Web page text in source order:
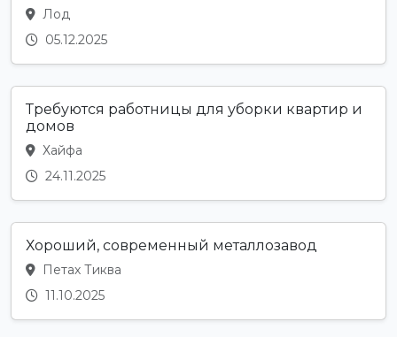
Лод
05.12.2025
Требуются работницы для уборки квартир и
домов
Хайфа
24.11.2025
Хороший, современный металлозавод
Петах Тиква
11.10.2025